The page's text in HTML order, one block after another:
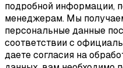
подробной информации,
менеджерам. Мы
персональные данные
соответствии с
даете согласия на